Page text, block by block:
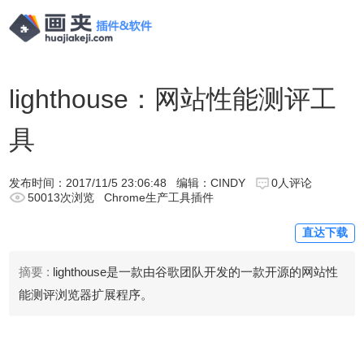
lighthouse：网站性能测评工
具
发布时间： 2017/11/5 23:06:48 编辑：CINDY
0人评论
50013次浏览
Chrome生产工具插件
直达下载
摘要 : lighthouse是一款由谷歌团队开发的一款开源的网站性
能测评浏览器扩展程序。